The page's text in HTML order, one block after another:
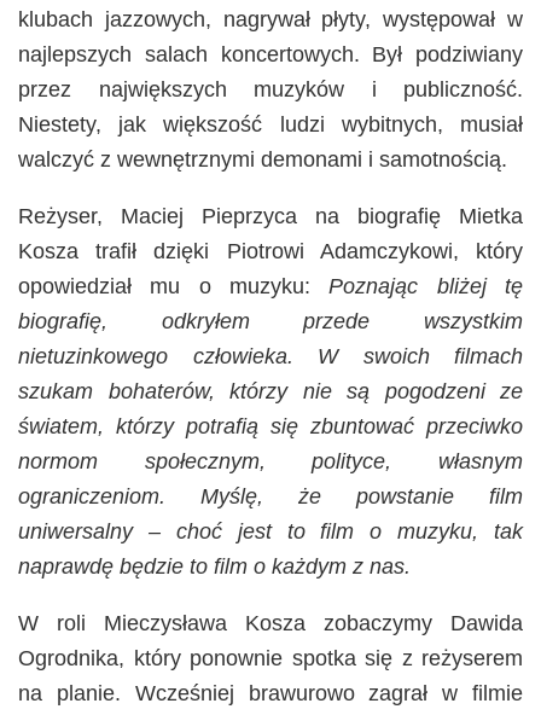
klubach jazzowych, nagrywał płyty, występował w
najlepszych salach koncertowych. Był podziwiany
przez największych muzyków i publiczność.
Niestety, jak większość ludzi wybitnych, musiał
walczyć z wewnętrznymi demonami i samotnością.
Reżyser, Maciej Pieprzyca na biografię Mietka
Kosza trafił dzięki Piotrowi Adamczykowi, który
opowiedział mu o muzyku: Poznając bliżej tę
biografię, odkryłem przede wszystkim
nietuzinkowego człowieka. W swoich filmach
szukam bohaterów, którzy nie są pogodzeni ze
światem, którzy potrafią się zbuntować przeciwko
normom społecznym, polityce, własnym
ograniczeniom. Myślę, że powstanie film
uniwersalny – choć jest to film o muzyku, tak
naprawdę będzie to film o każdym z nas.
W roli Mieczysława Kosza zobaczymy Dawida
Ogrodnika, który ponownie spotka się z reżyserem
na planie. Wcześniej brawurowo zagrał w filmie